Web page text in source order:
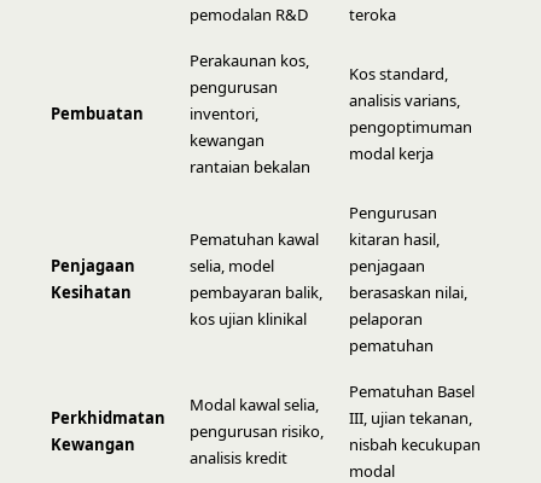
pemodalan R&D
teroka
Pembuatan
Perakaunan kos,
pengurusan
inventori,
kewangan
rantaian bekalan
Kos standard,
analisis varians,
pengoptimuman
modal kerja
Penjagaan
Kesihatan
Pematuhan kawal
selia, model
pembayaran balik,
kos ujian klinikal
Pengurusan
kitaran hasil,
penjagaan
berasaskan nilai,
pelaporan
pematuhan
Perkhidmatan
Kewangan
Modal kawal selia,
pengurusan risiko,
analisis kredit
Pematuhan Basel
III, ujian tekanan,
nisbah kecukupan
modal